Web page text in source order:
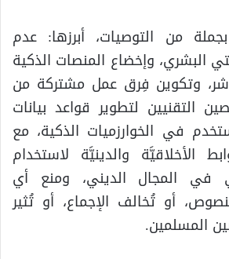
من التوصيات، أبرزها: عدم
البشري، وإخضاع المنصات الذكية
وتكوين فِرق عمل مشتركة من
التقنيين لتطوير قواعد بيانات
في الخوارزميات الذكية، مع
الأخلاقيَّة والدينيَّة لاستخدام
في المجال الديني، ومنع أي
أو تُخالف الإجماع، أو تُثير
المسلمين.